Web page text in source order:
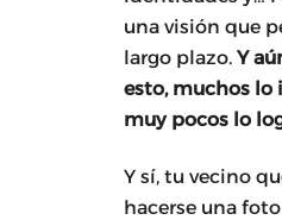
una visión que
largo plazo. Y
esto, muchos lo
muy pocos lo
Y sí, tu vecino
hacerse una